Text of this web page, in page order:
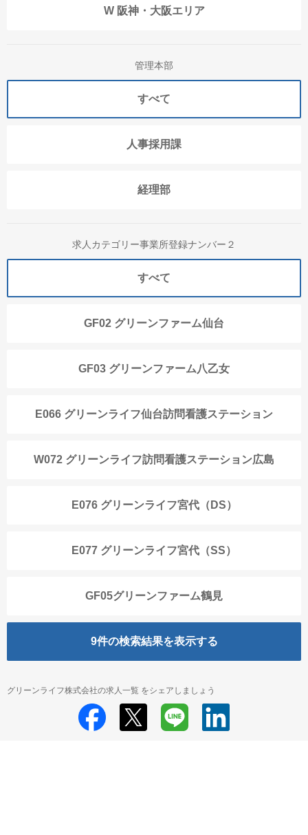
W 阪神・大阪エリア
管理本部
すべて
人事採用課
経理部
求人カテゴリー事業所登録ナンバー２
すべて
GF02 グリーンファーム仙台
GF03 グリーンファーム八乙女
E066 グリーンライフ仙台訪問看護ステーション
W072 グリーンライフ訪問看護ステーション広島
E076 グリーンライフ宮代（DS）
E077 グリーンライフ宮代（SS）
GF05グリーンファーム鶴見
9件の検索結果を表示する
グリーンライフ株式会社の求人一覧 をシェアしましょう